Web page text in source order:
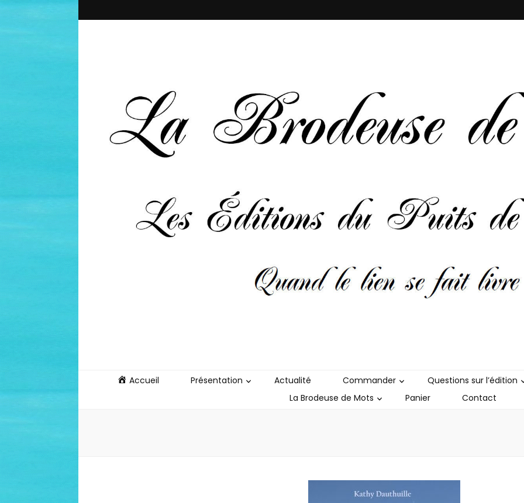
Accueil Présentation Actualité Commander
Questions sur l’édition
La Brodeuse de Mots
Panier Contact